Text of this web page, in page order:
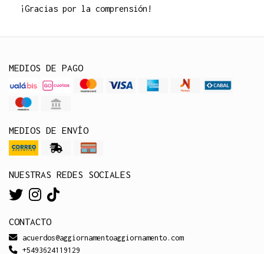
¡Gracias por la comprensión!
MEDIOS DE PAGO
MEDIOS DE ENVÍO
NUESTRAS REDES SOCIALES
CONTACTO
acuerdos@aggiornamentoaggiornamento.com
+5493624119129